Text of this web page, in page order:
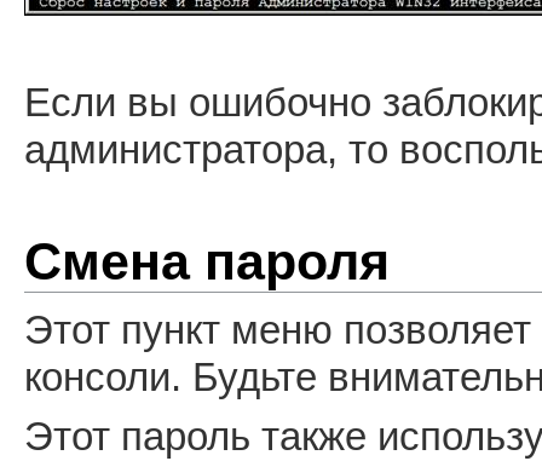
Если вы ошибочно
администратора, то
Смена пароля
Этот пункт меню
консоли. Будьте
Этот пароль также